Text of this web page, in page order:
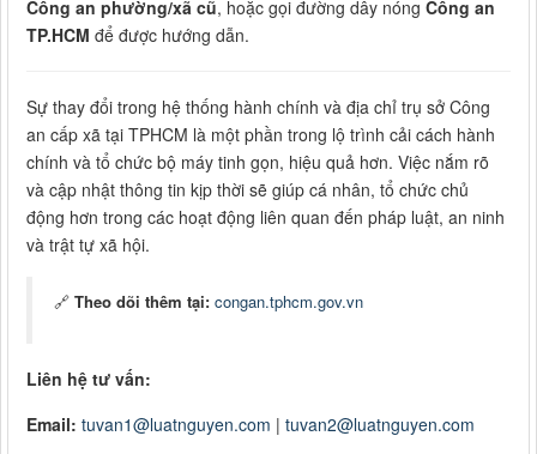
Công an phường/xã cũ, hoặc gọi đường dây nóng Công an
TP.HCM để được hướng dẫn.
Sự thay đổi trong hệ thống hành chính và địa chỉ trụ sở Công
an cấp xã tại TPHCM là một phần trong lộ trình cải cách hành
chính và tổ chức bộ máy tinh gọn, hiệu quả hơn. Việc nắm rõ
và cập nhật thông tin kịp thời sẽ giúp cá nhân, tổ chức chủ
động hơn trong các hoạt động liên quan đến pháp luật, an ninh
và trật tự xã hội.
🔗 Theo dõi thêm tại: congan.tphcm.gov.vn
Liên hệ tư vấn:
Email: tuvan1@luatnguyen.com | tuvan2@luatnguyen.com